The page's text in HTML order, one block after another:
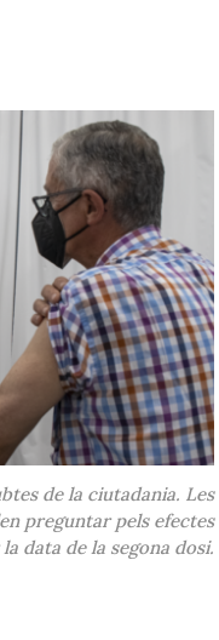
de la ciutadania. Les
preguntar pels efectes
data de la segona dosi.